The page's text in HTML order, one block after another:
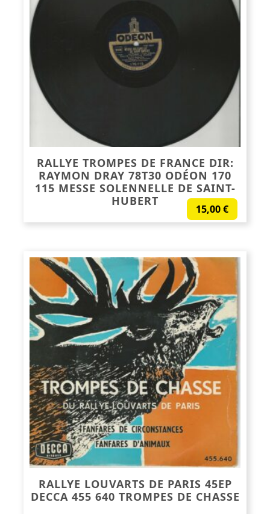
RALLYE TROMPES DE FRANCE DIR:
RAYMON DRAY 78T30 ODÉON 170
115 MESSE SOLENNELLE DE SAINT-
HUBERT
15,00€
RALLYE LOUVARTS DE PARIS 45EP
DECCA 455 640 TROMPES DE CHASSE